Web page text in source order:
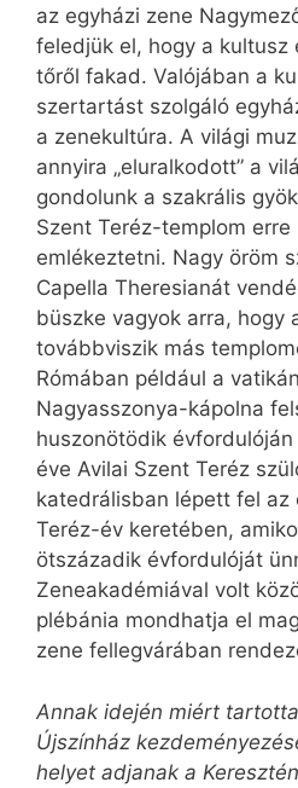
az egyházi zene
feledjük el, hogy a kultusz
tőről fakad. Valójában a
szertartást szolgáló
a zenekultúra. A világi
annyira „eluralkodott” a
gondolunk a szakrális
Szent Teréz-templom erre
emlékeztetni. Nagy öröm
Capella The­re­sianát
büszke vagyok arra, hogy
továbbviszik más
Rómában például a
Nagyasszonya-kápolna
huszonötödik
éve Avilai Szent Teréz
katedrálisban lépett fel az
Teréz-év keretében,
ötszázadik évfordulóját
Zeneakadémiával volt
plébánia mondhatja el
zene fellegvárában
Annak idején miért
Újszínház
helyet adjanak a